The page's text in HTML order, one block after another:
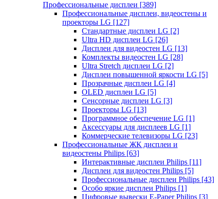
Профессиональные дисплеи [389]
Профессиональные дисплеи, видеостены и
проекторы LG [127]
Стандартные дисплеи LG [2]
Ultra HD дисплеи LG [26]
Дисплеи для видеостен LG [13]
Комплекты видеостен LG [28]
Ultra Stretch дисплеи LG [2]
Дисплеи повышенной яркости LG [5]
Прозрачные дисплеи LG [4]
OLED дисплеи LG [5]
Сенсорные дисплеи LG [3]
Проекторы LG [13]
Программное обеспечение LG [1]
Аксессуары для дисплеев LG [1]
Коммерческие телевизоры LG [23]
Профессиональные ЖК дисплеи и
видеостены Philips [63]
Интерактивные дисплеи Philips [11]
Дисплеи для видеостен Philips [5]
Профессиональные дисплеи Philips [43]
Особо яркие дисплеи Philips [1]
Цифровые вывески E-Paper Philips [3]